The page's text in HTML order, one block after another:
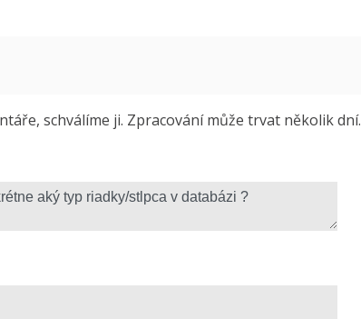
schválíme ji. Zpracování může trvat několik dní.